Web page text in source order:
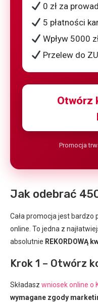
0 zł za
5 płatności
Wpływ 5000
Przelew do
Otwórz
Promocja
Jak odebrać
Cała promocja jest bardzo
online. To jedna z
absolutnie REKORDOWĄ
Krok 1 – Otwórz
Składasz wniosek online o
wymagane zgody